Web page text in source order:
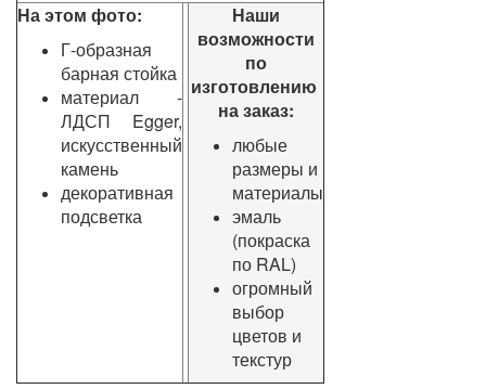
На этом фото:
Г-образная
барная стойка
материал -
ЛДСП Egger,
искусственный
камень
декоративная
подсветка
Наши
возможности
по
изготовлению
на заказ:
любые
размеры и
материалы
эмаль
(покраска
по RAL)
огромный
выбор
цветов и
текстур